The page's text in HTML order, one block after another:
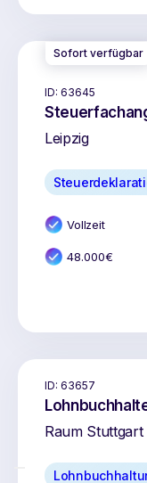
Sofort verfügbar
ID: 63645
Leipzig
Vollzeit
48.000€
ID: 63657
Raum Stuttgart